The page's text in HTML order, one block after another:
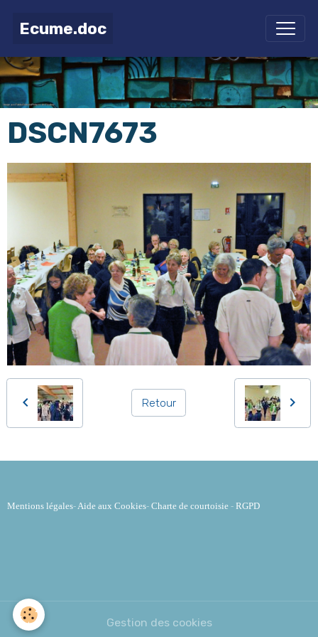
Ecume.doc
DSCN7673
Retour
Mentions légales- Aide aux Cookies- Charte de courtoisie - RGPD
Gestion des cookies